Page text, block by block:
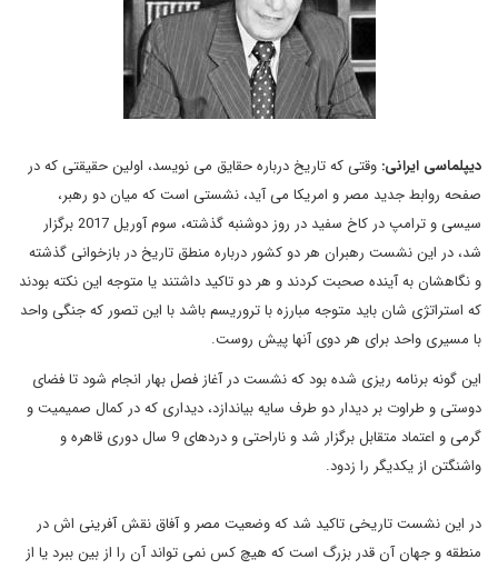
دیپلماسی ایرانی: وقتی که تاریخ درباره حقایق می نویسد، اولین حقیقتی که در
صفحه روابط جدید مصر و امریکا می آید، نشستی است که میان دو رهبر،
سیسی و ترامپ در کاخ سفید در روز دوشنبه گذشته، سوم آوریل 2017 برگزار
شد، در این نشست رهبران هر دو کشور درباره منطق تاریخ در بازخوانی گذشته
و نگاهشان به آینده صحبت کردند و هر دو تاکید داشتند یا متوجه این نکته بودند
که استراتژی شان باید متوجه مبارزه با تروریسم باشد با این تصور که جنگی واحد
با مسیری واحد برای هر دوی آنها پیش روست.
این گونه برنامه ریزی شده بود که نشست در آغاز فصل بهار انجام شود تا فضای
دوستی و طراوت بر دیدار دو طرف سایه بیاندازد، دیداری که در کمال صمیمیت و
گرمی و اعتماد متقابل برگزار شد و ناراحتی و دردهای 9 سال دوری قاهره و
واشنگتن از یکدیگر را زدود.
در این نشست تاریخی تاکید شد که وضعیت مصر و آفاق نقش آفرینی اش در
منطقه و جهان آن قدر بزرگ است که هیچ کس نمی تواند آن را از بین ببرد یا از